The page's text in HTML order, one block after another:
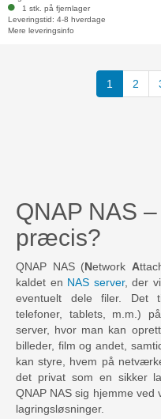
1 stk. på fjernlager
Leveringstid: 4-8 hverdage
Mere leveringsinfo
1 (current)
2
QNAP NAS
præcis?
QNAP NAS (Network A
kaldet en NAS server, der
eventuelt dele filer. Det
telefoner, tablets, m.m.)
server, hvor man kan
billeder, film og andet,
kan styre, hvem på
det privat som en sikker
QNAP NAS sig hjemme
lagringsløsninger.